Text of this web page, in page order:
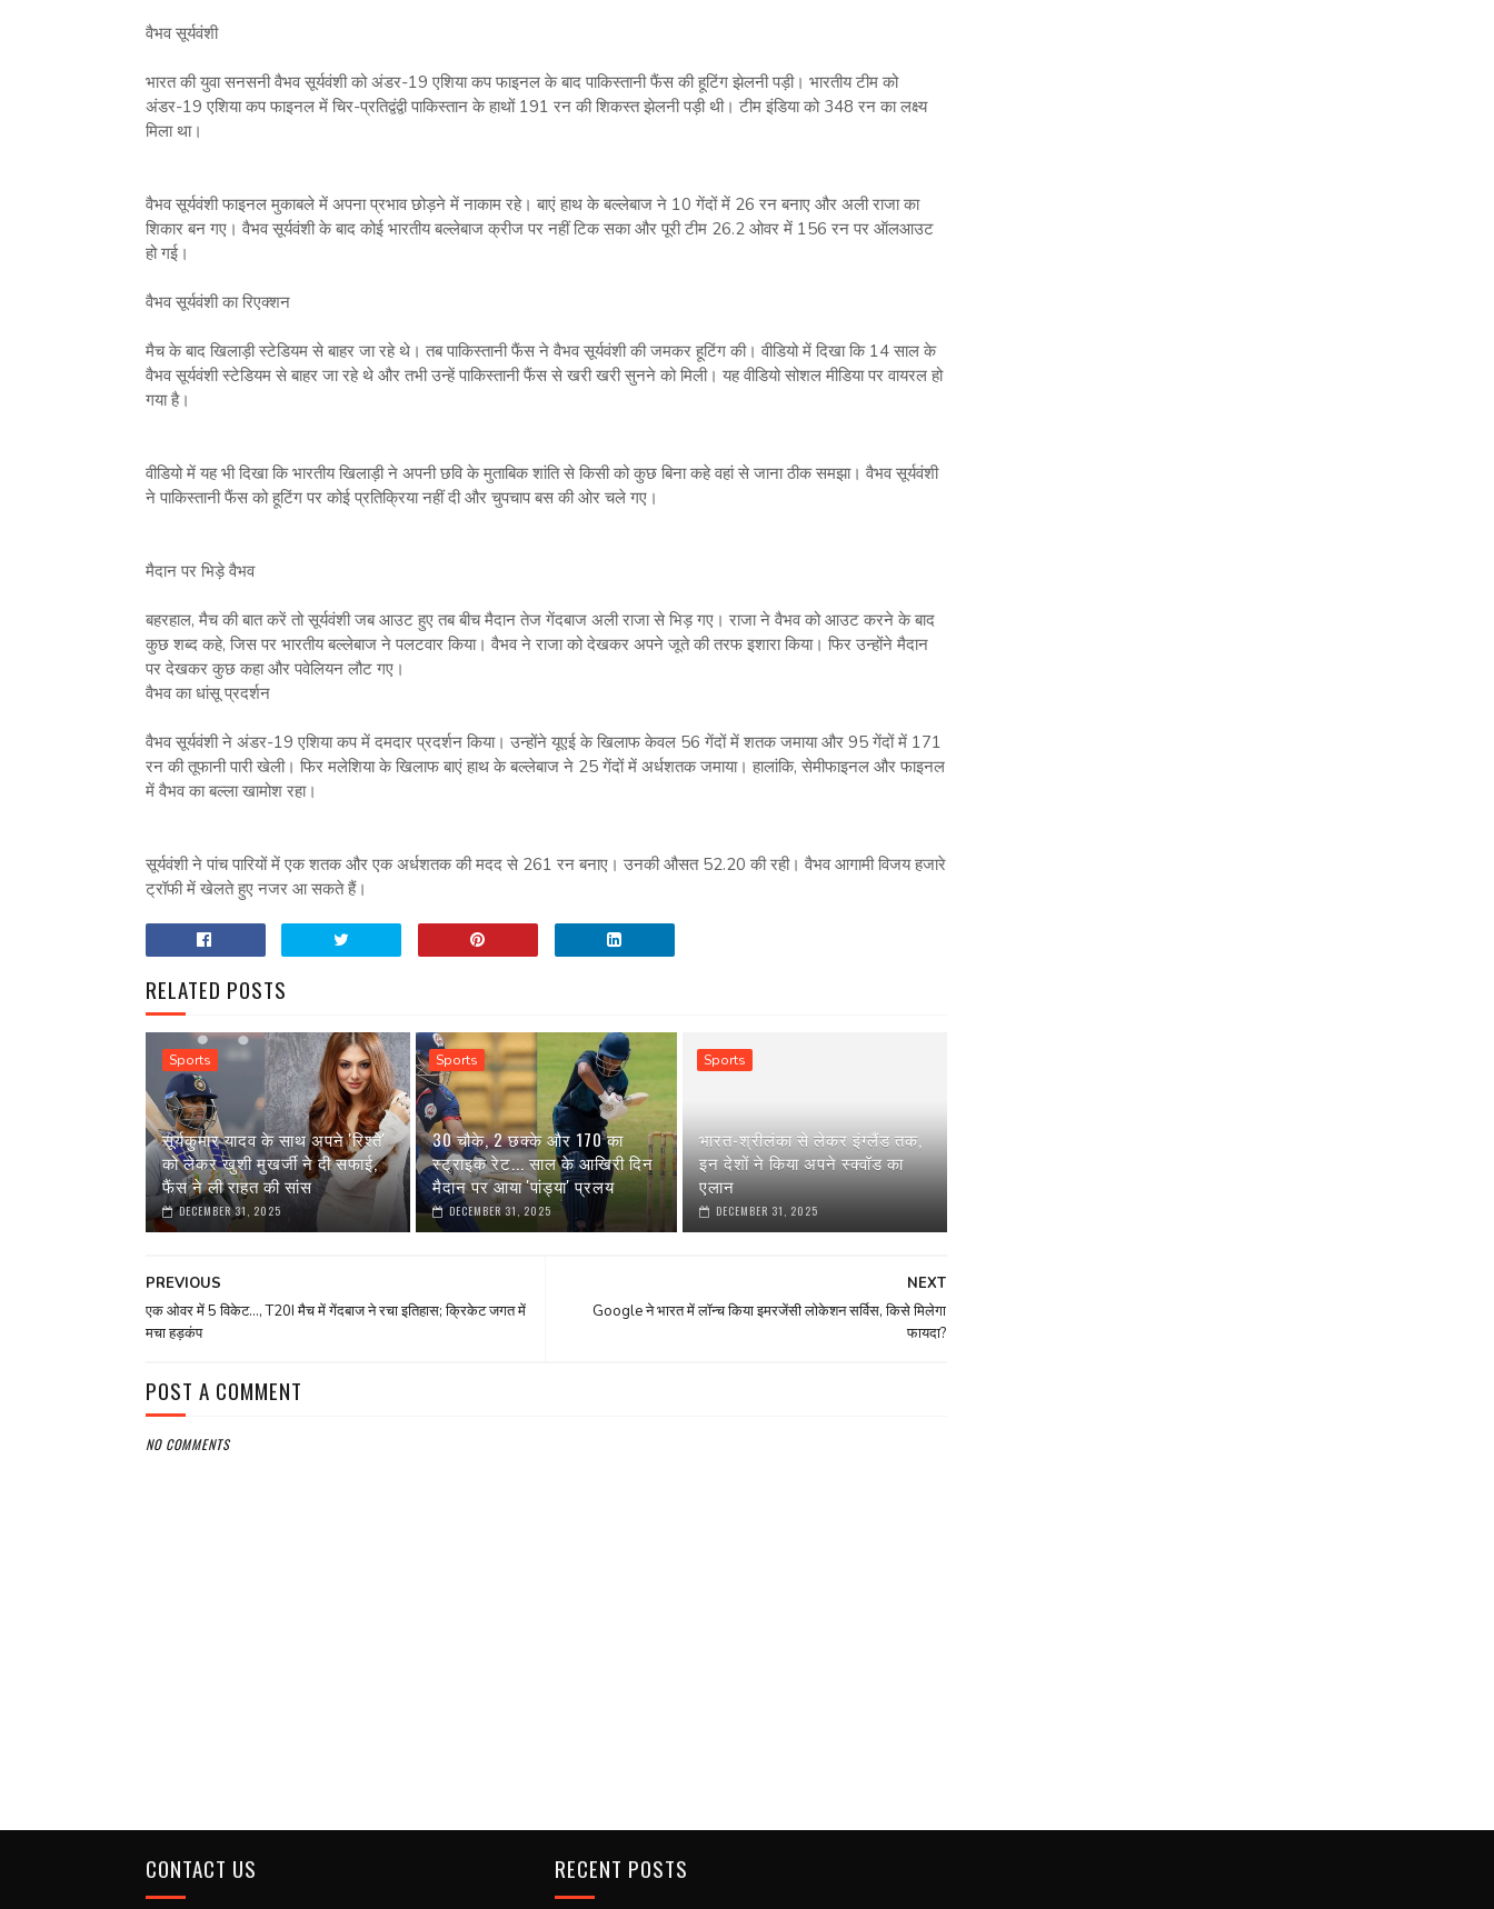
वैभव सूर्यवंशी
भारत की युवा सनसनी वैभव सूर्यवंशी को अंडर-19 एशिया कप फाइनल के बाद पाकिस्‍तानी फैंस की हूटिंग झेलनी पड़ी। भारतीय टीम को
अंडर-19 एशिया कप फाइनल में चिर-प्रतिद्वंद्वी पाकिस्‍तान के हाथों 191 रन की शिकस्‍त झेलनी पड़ी थी। टीम इंडिया को 348 रन का लक्ष्‍य
मिला था।
वैभव सूर्यवंशी फाइनल मुकाबले में अपना प्रभाव छोड़ने में नाकाम रहे। बाएं हाथ के बल्‍लेबाज ने 10 गेंदों में 26 रन बनाए और अली राजा का
शिकार बन गए। वैभव सूर्यवंशी के बाद कोई भारतीय बल्‍लेबाज क्रीज पर नहीं टिक सका और पूरी टीम 26.2 ओवर में 156 रन पर ऑलआउट
हो गई।
वैभव सूर्यवंशी का रिएक्‍शन
मैच के बाद खिलाड़ी स्‍टेडियम से बाहर जा रहे थे। तब पाकिस्‍तानी फैंस ने वैभव सूर्यवंशी की जमकर हूटिंग की। वीडियो में दिखा कि 14 साल के
वैभव सूर्यवंशी स्‍टेडियम से बाहर जा रहे थे और तभी उन्‍हें पाकिस्‍तानी फैंस से खरी खरी सुनने को मिली। यह वीडियो सोशल मीडिया पर वायरल हो
गया है।
वीडियो में यह भी दिखा कि भारतीय खिलाड़ी ने अपनी छवि के मुताबिक शांति से किसी को कुछ बिना कहे वहां से जाना ठीक समझा। वैभव सूर्यवंशी
ने पाकिस्‍तानी फैंस को हूटिंग पर कोई प्रतिक्रिया नहीं दी और चुपचाप बस की ओर चले गए।
मैदान पर भिड़े वैभव
बहरहाल, मैच की बात करें तो सूर्यवंशी जब आउट हुए तब बीच मैदान तेज गेंदबाज अली राजा से भिड़ गए। राजा ने वैभव को आउट करने के बाद
कुछ शब्‍द कहे, जिस पर भारतीय बल्‍लेबाज ने पलटवार किया। वैभव ने राजा को देखकर अपने जूते की तरफ इशारा किया। फिर उन्‍होंने मैदान
पर देखकर कुछ कहा और पवेलियन लौट गए।
वैभव का धांसू प्रदर्शन
वैभव सूर्यवंशी ने अंडर-19 एशिया कप में दमदार प्रदर्शन किया। उन्‍होंने यूएई के खिलाफ केवल 56 गेंदों में शतक जमाया और 95 गेंदों में 171
रन की तूफानी पारी खेली। फिर मलेशिया के खिलाफ बाएं हाथ के बल्‍लेबाज ने 25 गेंदों में अर्धशतक जमाया। हालांकि, सेमीफाइनल और फाइनल
में वैभव का बल्‍ला खामोश रहा।
सूर्यवंशी ने पांच पारियों में एक शतक और एक अर्धशतक की मदद से 261 रन बनाए। उनकी औसत 52.20 की रही। वैभव आगामी विजय हजारे
ट्रॉफी में खेलते हुए नजर आ सकते हैं।
RELATED POSTS
Sports
सूर्यकुमार यादव के साथ अपने 'रिश्ते'
को लेकर खुशी मुखर्जी ने दी सफाई,
फैंस ने ली राहत की सांस
DECEMBER 31, 2025
Sports
30 चौके, 2 छक्के और 170 का
स्ट्राइक रेट... साल के आखिरी दिन
मैदान पर आया 'पांड्या' प्रलय
DECEMBER 31, 2025
Sports
भारत-श्रीलंका से लेकर इंग्‍लैंड तक,
इन देशों ने किया अपने स्‍क्वॉड का
एलान
DECEMBER 31, 2025
NEXT
Google ने भारत में लॉन्च किया इमरजेंसी लोकेशन सर्विस, किसे मिलेगा
फायदा?
PREVIOUS
एक ओवर में 5 विकेट..., T20I मैच में गेंदबाज ने रचा इतिहास; क्रिकेट जगत में
मचा हड़कंप
POST A COMMENT
NO COMMENTS
CONTACT US RECENT POSTS